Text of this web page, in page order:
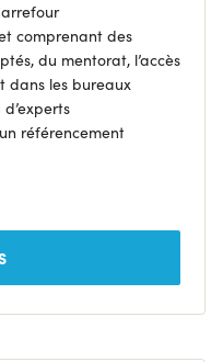
comprenant des
du mentorat, l’accès
dans les bureaux
référencement